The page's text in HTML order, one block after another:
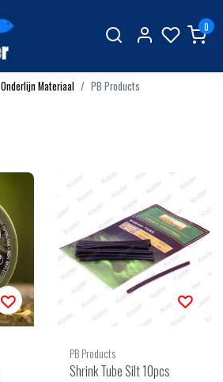
0
Onderlijn Materiaal PB Products
PB Products
Shrink Tube Silt 10pcs